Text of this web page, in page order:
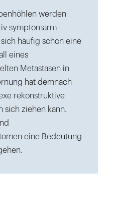
werden
symptomarm
häufig schon eine
eines
Metastasen in
hat demnach
rekonstruktive
sich ziehen kann.
eine Bedeutung